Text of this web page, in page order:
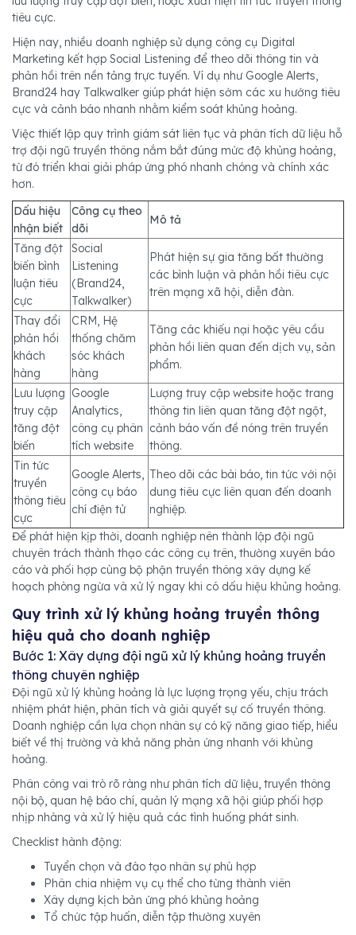
tiêu cực.
Hiện nay, nhiều doanh nghiệp sử dụng công cụ Digital
Marketing kết hợp Social Listening để theo dõi thông tin và
phản hồi trên nền tảng trực tuyến. Ví dụ như Google Alerts,
Brand24 hay Talkwalker giúp phát hiện sớm các xu hướng tiêu
cực và cảnh báo nhanh nhằm kiểm soát khủng hoảng.
Việc thiết lập quy trình giám sát liên tục và phân tích dữ liệu hỗ
trợ đội ngũ truyền thông nắm bắt đúng mức độ khủng hoảng,
từ đó triển khai giải pháp ứng phó nhanh chóng và chính xác
hơn.
Dấu hiệu
nhận biết
Công cụ theo
dõi
Mô tả
Tăng đột
biến bình
luận tiêu
cực
Social
Listening
(Brand24,
Talkwalker)
Phát hiện sự gia tăng bất thường
các bình luận và phản hồi tiêu cực
trên mạng xã hội, diễn đàn.
Thay đổi
phản hồi
khách
hàng
CRM, Hệ
thống chăm
sóc khách
hàng
Tăng các khiếu nại hoặc yêu cầu
phản hồi liên quan đến dịch vụ, sản
phẩm.
Lưu lượng
truy cập
tăng đột
biến
Google
Analytics,
công cụ phân
tích website
Lượng truy cập website hoặc trang
thông tin liên quan tăng đột ngột,
cảnh báo vấn đề nóng trên truyền
thông.
Tin tức
truyền
thông tiêu
cực
Google Alerts,
công cụ báo
chí điện tử
Theo dõi các bài báo, tin tức với nội
dung tiêu cực liên quan đến doanh
nghiệp.
Để phát hiện kịp thời, doanh nghiệp nên thành lập đội ngũ
chuyên trách thành thạo các công cụ trên, thường xuyên báo
cáo và phối hợp cùng bộ phận truyền thông xây dựng kế
hoạch phòng ngừa và xử lý ngay khi có dấu hiệu khủng hoảng.
Quy trình xử lý khủng hoảng truyền thông
hiệu quả cho doanh nghiệp
Bước 1: Xây dựng đội ngũ xử lý khủng hoảng truyền
thông chuyên nghiệp
Đội ngũ xử lý khủng hoảng là lực lượng trọng yếu, chịu trách
nhiệm phát hiện, phân tích và giải quyết sự cố truyền thông.
Doanh nghiệp cần lựa chọn nhân sự có kỹ năng giao tiếp, hiểu
biết về thị trường và khả năng phản ứng nhanh với khủng
hoảng.
Phân công vai trò rõ ràng như phân tích dữ liệu, truyền thông
nội bộ, quan hệ báo chí, quản lý mạng xã hội giúp phối hợp
nhịp nhàng và xử lý hiệu quả các tình huống phát sinh.
Checklist hành động:
Tuyển chọn và đào tạo nhân sự phù hợp
Phân chia nhiệm vụ cụ thể cho từng thành viên
Xây dựng kịch bản ứng phó khủng hoảng
Tổ chức tập huấn, diễn tập thường xuyên